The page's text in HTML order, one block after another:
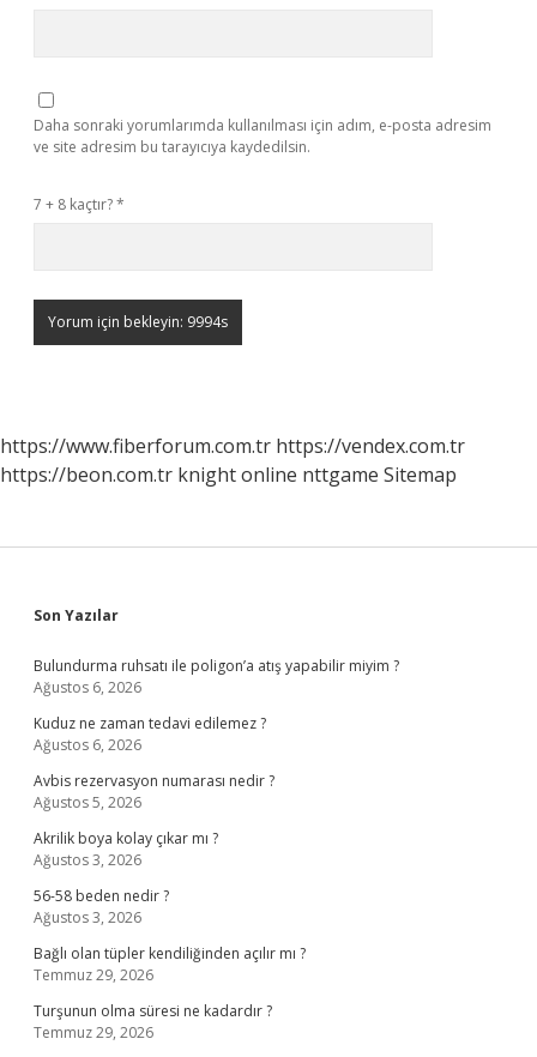
Daha sonraki yorumlarımda kullanılması için adım, e-posta adresim
ve site adresim bu tarayıcıya kaydedilsin.
7 + 8 kaçtır?*
https://www.fiberforum.com.tr https://vendex.com.tr
https://beon.com.tr knight online nttgame Sitemap
Sidebar
Son Yazılar
Bulundurma ruhsatı ile poligon’a atış yapabilir miyim ?
Ağustos 6, 2026
Kuduz ne zaman tedavi edilemez ?
Ağustos 6, 2026
Avbis rezervasyon numarası nedir ?
Ağustos 5, 2026
Akrilik boya kolay çıkar mı ?
Ağustos 3, 2026
56-58 beden nedir ?
Ağustos 3, 2026
Bağlı olan tüpler kendiliğinden açılır mı ?
Temmuz 29, 2026
Turşunun olma süresi ne kadardır ?
Temmuz 29, 2026